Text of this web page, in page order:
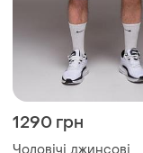
1830 грн
Armani Exchange
Чоловічі джинсові